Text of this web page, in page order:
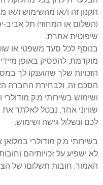
תקנון זה ו/או מהשימוש ו/
(השלום או המחוזי) תל
שיפוטית אחרת.
בנוסף לכל סעד משפטי או
מוקדמת, להפסיק באופן
הזכויות שלך שהוענקו לך
הסכם זה, ולבחירת החברה
ושימוש בשירותי מ.ק
שוויוני אחר, נבטל לאלתר
לכם ונשלול גישה ושימוש.
בשירותי מ.ק מודולרי
לא ישפיע על זכויותיהם
האמור, חובות תשלום( של